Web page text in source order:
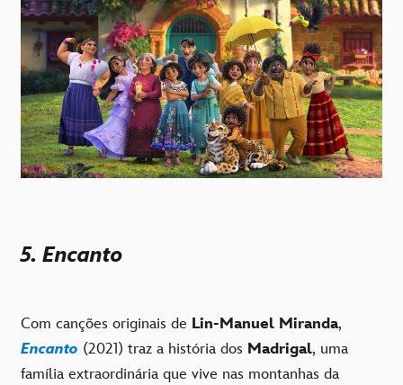
5. Encanto
Com canções originais de Lin-Manuel Miranda,
Encanto (2021) traz a história dos Madrigal, uma
família extraordinária que vive nas montanhas da